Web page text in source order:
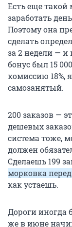
Есть еще
заработать
Поэтому она
сделать
за 2 недели —
бонус был 15
комиссию 18%,
самозанятый.
200 заказов —
дешевых
система тоже,
должен
Сделаешь 199
морковка
как устаешь.
Дороги иногда
же в июне